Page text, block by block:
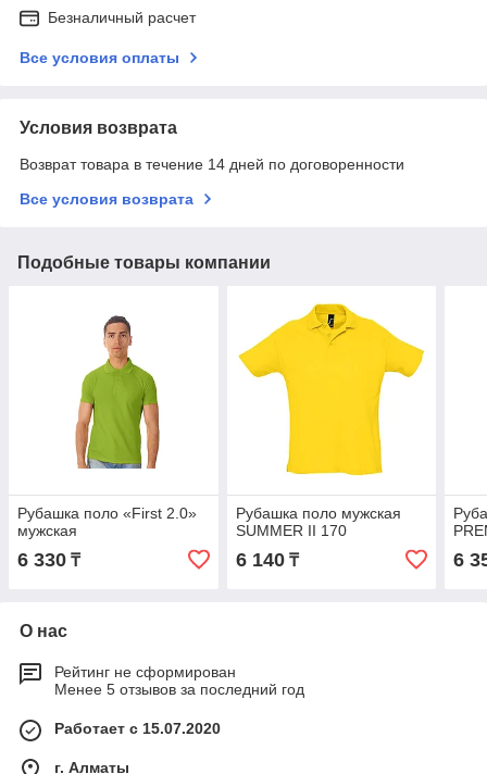
Безналичный расчет
Все условия оплаты
Условия возврата
Возврат товара в течение 14 дней по договоренности
Все условия возврата
Подобные товары компании
Рубашка поло «First 2.0»
мужская
6 330 ₸
Рубашка поло мужская
SUMMER II 170
6 140₸ 6
О нас
Рейтинг не сформирован
Менее 5 отзывов за последний год
Работает с 15.07.2020
г. Алматы